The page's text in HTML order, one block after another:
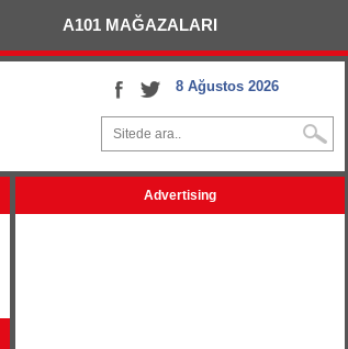
A101 MAĞAZALARI
8 Ağustos 2026
Advertising